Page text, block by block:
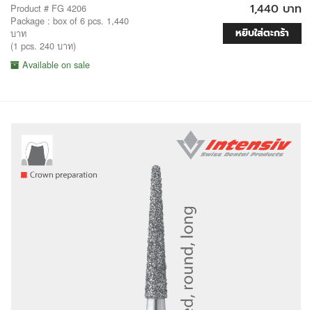
Product # FG 4206
Package : box of 6 pcs. 1,440
บาท
(1 pcs. 240 บาท)
Available on sale
1,440 บาท
หยิบใส่ตะกร้า